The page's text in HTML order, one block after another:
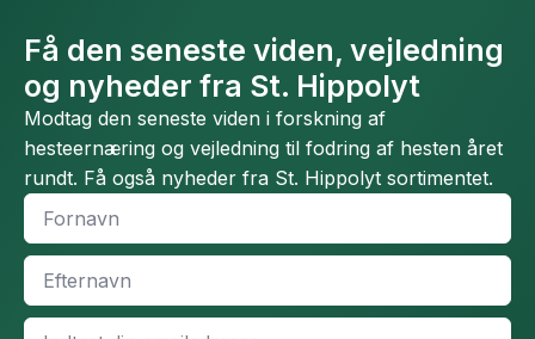
Få den seneste viden, vejledning
og nyheder fra St. Hippolyt
Modtag den seneste viden i forskning af
hesteernæring og vejledning til fodring af hesten året
rundt. Få også nyheder fra St. Hippolyt sortimentet.
Fornavn
Efternavn
Email